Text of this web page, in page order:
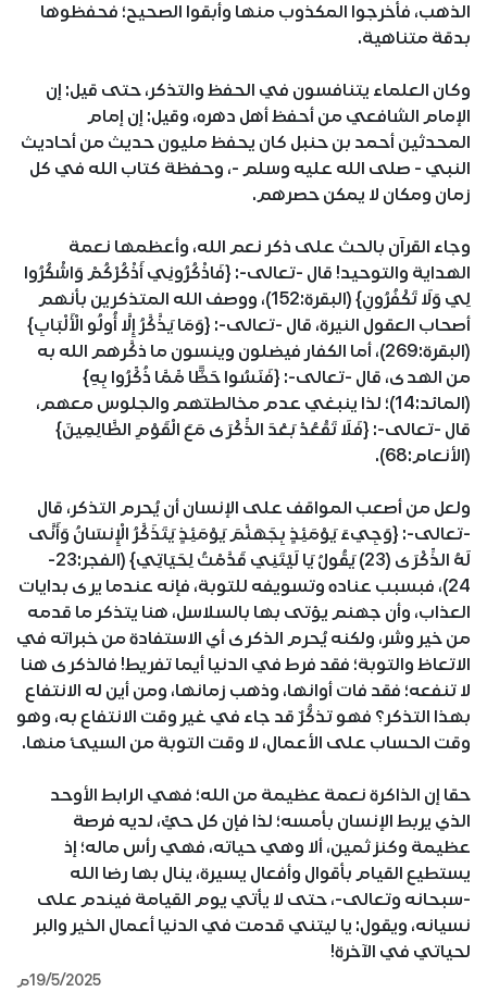
الذهب، فأخرجوا المكذوب منها وأبقوا الصحيح؛ فحفظوها
بدقة متناهية.
وكان العلماء يتنافسون في الحفظ والتذكر، حتى قيل: إن
الإمام الشافعي من أحفظ أهل دهره، وقيل: إن إمام
المحدثين أحمد بن حنبل كان يحفظ مليون حديث من أحاديث
النبي - صلى الله عليه وسلم -، وحفظة كتاب الله في كل
زمان ومكان لا يمكن حصرهم.
وجاء القرآن بالحث على ذكر نعم الله، وأعظمها نعمة
الهداية والتوحيد! قال -تعالى-: {فَاذْكُرُونِي أَذْكُرْكُمْ وَاشْكُرُوا
لِي وَلَا تَكْفُرُونِ} (البقرة:152)، ووصف الله المتذكرين بأنهم
أصحاب العقول النيرة، قال -تعالى-: {وَمَا يَذَّكَّرُ إِلَّا أُولُو الْأَلْبَابِ}
(البقرة:269)، أما الكفار فيضلون وينسون ما ذكَّرهم الله به
من الهدى، قال -تعالى-: {فَنَسُوا حَظًّا مِّمَّا ذُكِّرُوا بِهِ}
(المائد:14)؛ لذا ينبغي عدم مخالطتهم والجلوس معهم،
قال -تعالى-: {فَلَا تَقْعُدْ بَعْدَ الذِّكْرَى مَعَ الْقَوْمِ الظَّالِمِينَ}
(الأنعام:68).
ولعل من أصعب المواقف على الإنسان أن يُحرم التذكر، قال
-تعالى-: {وَجِيءَ يَوْمَئِذٍ بِجَهَنَّمَ يَوْمَئِذٍ يَتَذَكَّرُ الْإِنسَانُ وَأَنَّى
لَهُ الذِّكْرَى (23) يَقُولُ يَا لَيْتَنِي قَدَّمْتُ لِحَيَاتِي} (الفجر:23-
24)، فبسبب عناده وتسويفه للتوبة، فإنه عندما يرى بدايات
العذاب، وأن جهنم يؤتى بها بالسلاسل، هنا يتذكر ما قدمه
من خير وشر، ولكنه يُحرم الذكرى أي الاستفادة من خبراته في
الاتعاظ والتوبة؛ فقد فرط في الدنيا أيما تفريط! فالذكرى هنا
لا تنفعه؛ فقد فات أوانها، وذهب زمانها، ومن أين له الانتفاع
بهذا التذكر؟ فهو تذكُّرٌ قد جاء في غير وقت الانتفاع به، وهو
وقت الحساب على الأعمال، لا وقت التوبة من السيئ منها.
حقا إن الذاكرة نعمة عظيمة من الله؛ فهي الرابط الأوحد
الذي يربط الإنسان بأمسه؛ لذا فإن كل حيٍّ، لديه فرصة
عظيمة وكنز ثمين، ألا وهي حياته، فهي رأس ماله؛ إذ
يستطيع القيام بأقوال وأفعال يسيرة، ينال بها رضا الله
-سبحانه وتعالى-، حتى لا يأتي يوم القيامة فيندم على
نسيانه، ويقول: يا ليتني قدمت في الدنيا أعمال الخير والبر
لحياتي في الآخرة!
19/5/2025م